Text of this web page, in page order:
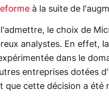
à la suite de
le choix de
analystes. En effet,
dans le
entreprises dotées
que cette décision a été